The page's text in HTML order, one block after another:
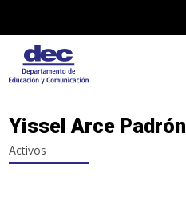
Yissel Arce Padrón
Activos